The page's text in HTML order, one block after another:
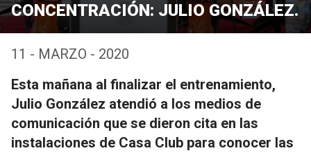
CONCENTRACIÓN: JULIO GONZÁLEZ.
11 - MARZO - 2020
Esta mañana al finalizar el entrenamiento,
Julio González atendió a los medios de
comunicación que se dieron cita en las
instalaciones de Casa Club para conocer las